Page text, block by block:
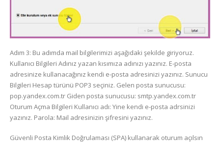
Adım 3: Bu adımda mail bilgilerimizi aşağıdaki şekilde giriyoruz.
Kullanıcı Bilgileri Adınız yazan kısımıza adınızı yazınız. E-posta
adresinize kullanacağınız kendi e-posta adresinizi yazınız. Sunucu
Bilgileri Hesap türünü POP3 seçiniz. Gelen posta sunucusu:
pop.yandex.com.tr Giden posta sunucusu: smtp.yandex.com.tr
Oturum Açma Bilgileri Kullanıcı adı: Yine kendi e-posta adrsinizi
yazınız. Parola: Mail adresinizin şifresini yazınız.
Güvenli Posta Kimlik Doğrulaması (SPA) kullanarak oturum açılsın